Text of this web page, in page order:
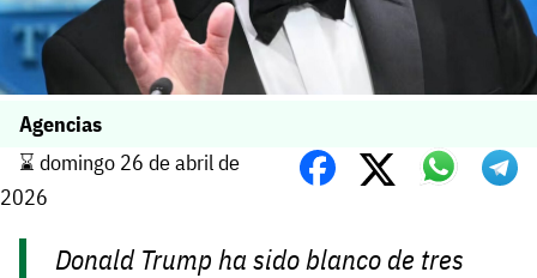
Agencias
⌛️ domingo 26 de abril de
2026
Donald Trump ha sido blanco de tres